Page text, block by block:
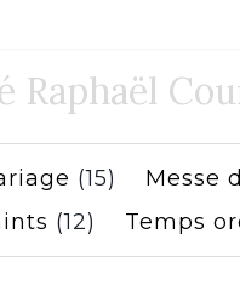
Raphaël
(15) Messe
(12) Temps